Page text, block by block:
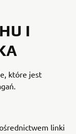
I
które jest
linki